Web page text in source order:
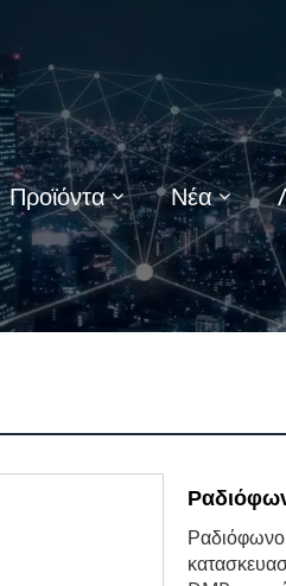
Προϊόντα Νέα
Ραδιόφωνο